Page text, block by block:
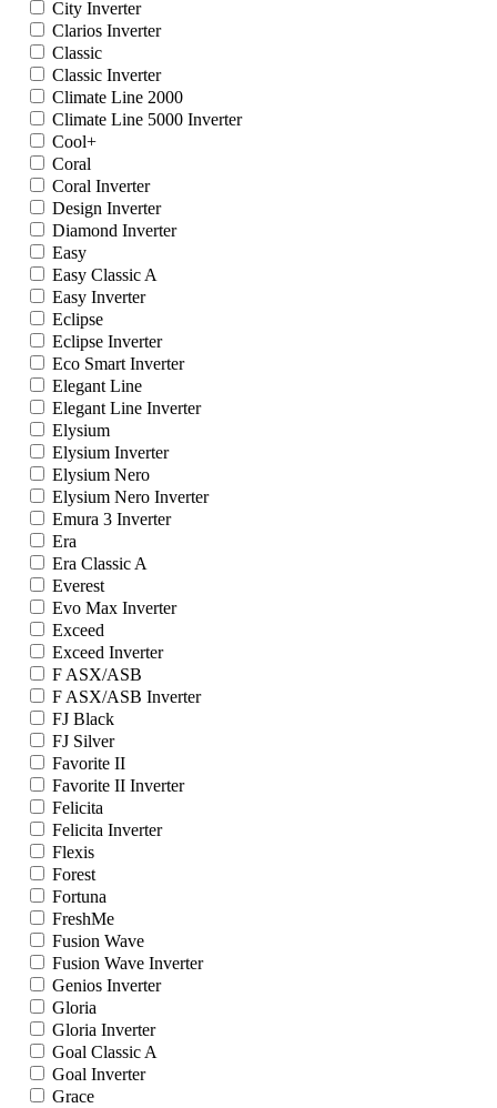
City Inverter
Clarios Inverter
Classic
Classic Inverter
Climate Line 2000
Climate Line 5000 Inverter
Cool+
Coral
Coral Inverter
Design Inverter
Diamond Inverter
Easy
Easy Classic A
Easy Inverter
Eclipse
Eclipse Inverter
Eco Smart Inverter
Elegant Line
Elegant Line Inverter
Elysium
Elysium Inverter
Elysium Nero
Elysium Nero Inverter
Emura 3 Inverter
Era
Era Classic A
Everest
Evo Max Inverter
Exceed
Exceed Inverter
F ASX/ASB
F ASX/ASB Inverter
FJ Black
FJ Silver
Favorite II
Favorite II Inverter
Felicita
Felicita Inverter
Flexis
Forest
Fortuna
FreshMe
Fusion Wave
Fusion Wave Inverter
Genios Inverter
Gloria
Gloria Inverter
Goal Classic A
Goal Inverter
Grace